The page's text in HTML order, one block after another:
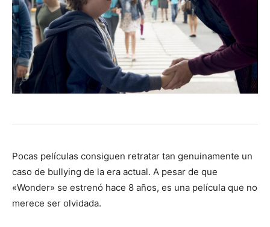
Pocas películas consiguen retratar tan genuinamente un
caso de bullying de la era actual. A pesar de que
«Wonder» se estrenó hace 8 años, es una película que no
merece ser olvidada.